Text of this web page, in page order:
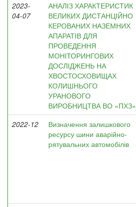
2023-
04-07
АНАЛІЗ ХАРАКТЕРИСТИК
ВЕЛИКИХ ДИСТАНЦІЙНО
КЕРОВАНИХ НАЗЕМНИХ
АПАРАТІВ ДЛЯ
ПРОВЕДЕННЯ
МОНІТОРИНГОВИХ
ДОСЛІДЖЕНЬ НА
ХВОСТОСХОВИЩАХ
КОЛИШНЬОГО
УРАНОВОГО
ВИРОБНИЦТВА ВО «ПХЗ»
2022-12
Визначення залишкового
ресурсу шини аварійно-
рятувальних автомобілів